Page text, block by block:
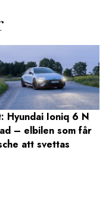
Hyundai Ioniq 6 N
– elbilen som får
att svettas